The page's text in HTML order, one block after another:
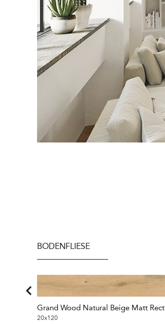
BODENFLIESE
Grand Wood Natural Beige Matt Rect
20x120